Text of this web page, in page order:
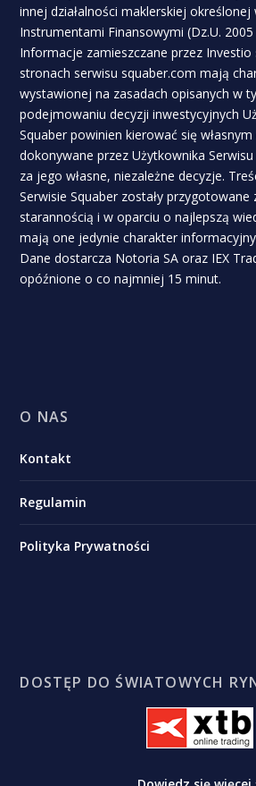
innej działalności maklerskiej
Instrumentami Finansowymi (Dz.U.
Informacje zamieszczane przez Investio
stronach serwisu squaber.com mają
wystawionej na zasadach opisanych w
podejmowaniu decyzji inwestycyjnych
Squaber powinien kierować się
dokonywane przez Użytkownika
za jego własne, niezależne decyzje.
Serwisie Squaber zostały przygotowane
starannością i w oparciu o najlepszą
mają one jedynie charakter
Dane dostarcza Notoria SA oraz IEX
opóźnione o co najmniej 15 minut.
O NAS
Kontakt
Regulamin
Polityka Prywatności
DOSTĘP DO ŚWIATOWYCH